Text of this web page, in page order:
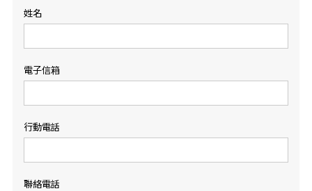
姓名
電子信箱
行動電話
聯絡電話